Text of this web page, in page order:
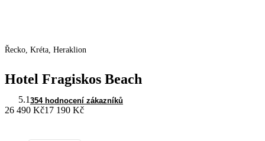
Řecko, Kréta, Heraklion
Hotel Fragiskos Beach
5.1 354 hodnocení zákazníků
26 490 Kč17 190 Kč